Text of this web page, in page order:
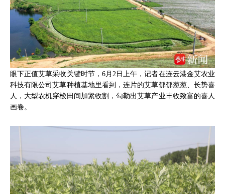
眼下正值艾草采收关键时节，6月2日上午，记者在连云港金艾农业
科技有限公司艾草种植基地里看到，连片的艾草郁郁葱葱、长势喜
人，大型农机穿梭田间加紧收割，勾勒出艾草产业丰收致富的喜人
画卷。